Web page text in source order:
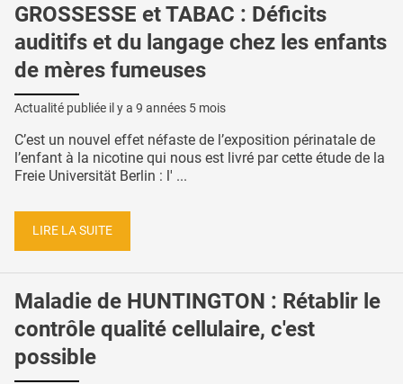
GROSSESSE et TABAC : Déficits
auditifs et du langage chez les enfants
de mères fumeuses
Actualité publiée il y a 9 années 5 mois
C’est un nouvel effet néfaste de l’exposition périnatale de
l’enfant à la nicotine qui nous est livré par cette étude de la
Freie Universität Berlin : l' ...
LIRE LA SUITE
Maladie de HUNTINGTON : Rétablir le
contrôle qualité cellulaire, c'est
possible